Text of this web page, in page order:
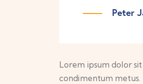
Peter
Lorem ipsum dolor
condimentum metus.